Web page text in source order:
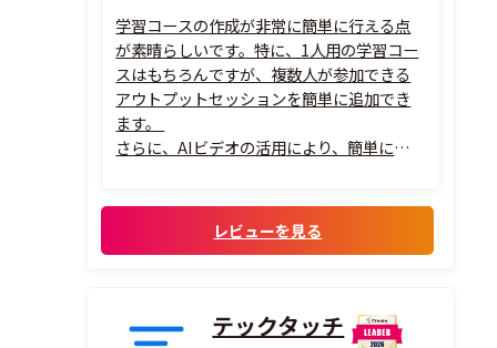
学習コースの作成が非常に簡単に行える点
が素晴らしいです。特に、1人用の学習コー
スはもちろんですが、複数人が参加できる
アウトプットセッションを簡単に追加でき
ます。
さらに、AIビデオの活用により、簡単にアバ
レビューを見る
テックタッチ